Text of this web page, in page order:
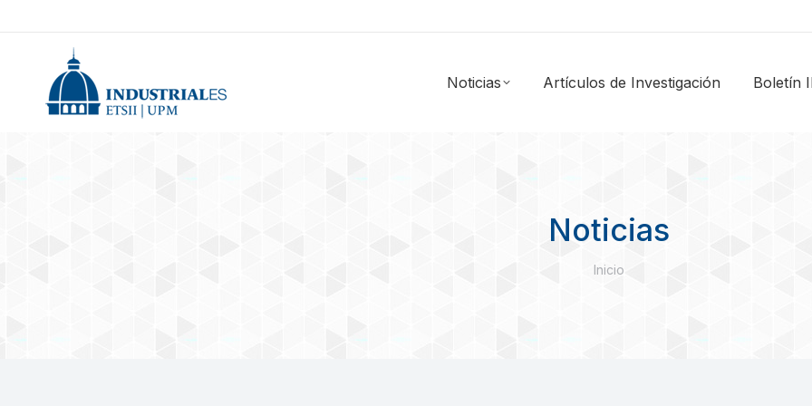
Noticias Artículos de Investigación Boletín
Noticias
Estás aquí:
Inicio